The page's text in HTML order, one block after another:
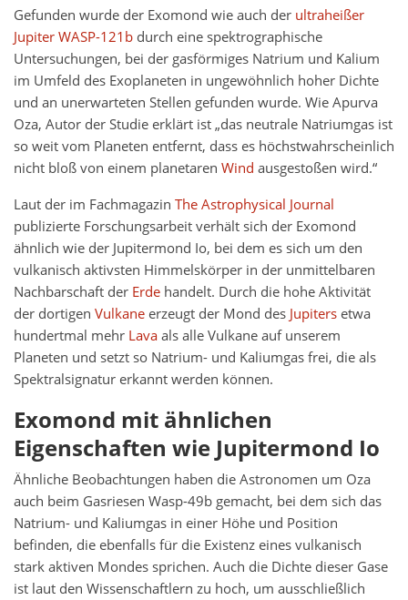
Gefunden wurde der Exomond wie auch der ultraheißer
Jupiter WASP-121b durch eine spektrographische
Untersuchungen, bei der gasförmiges Natrium und Kalium
im Umfeld des Exoplaneten in ungewöhnlich hoher Dichte
und an unerwarteten Stellen gefunden wurde. Wie Apurva
Oza, Autor der Studie erklärt ist „das neutrale Natriumgas ist
so weit vom Planeten entfernt, dass es höchstwahrscheinlich
nicht bloß von einem planetaren Wind ausgestoßen wird.“
Laut der im Fachmagazin The Astrophysical Journal
publizierte Forschungsarbeit verhält sich der Exomond
ähnlich wie der Jupitermond Io, bei dem es sich um den
vulkanisch aktivsten Himmelskörper in der unmittelbaren
Nachbarschaft der Erde handelt. Durch die hohe Aktivität
der dortigen Vulkane erzeugt der Mond des Jupiters etwa
hundertmal mehr Lavaals alle Vulkane auf unserem
Planeten und setzt so Natrium- und Kaliumgas frei, die als
Spektralsignatur erkannt werden können.
Exomond mit ähnlichen
Eigenschaften wie Jupitermond Io
Ähnliche Beobachtungen haben die Astronomen um Oza
auch beim Gasriesen Wasp-49b gemacht, bei dem sich das
Natrium- und Kaliumgas in einer Höhe und Position
befinden, die ebenfalls für die Existenz eines vulkanisch
stark aktiven Mondes sprichen. Auch die Dichte dieser Gase
ist laut den Wissenschaftlern zu hoch, um ausschließlich